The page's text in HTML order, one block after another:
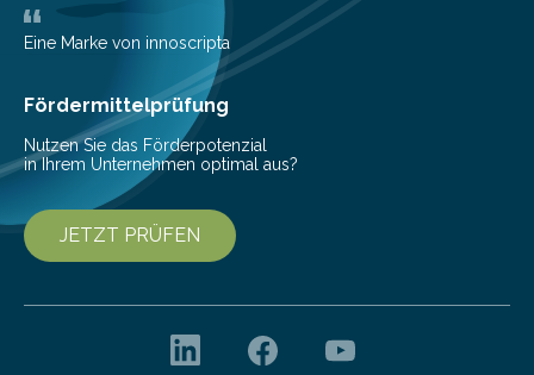
mit der sich Konten bei anderen Banken…
Eine Marke von innoscripta
Fördermittelprüfung
Nutzen Sie das Förderpotenzial
in Ihrem Unternehmen optimal aus?
JETZT PRÜFEN